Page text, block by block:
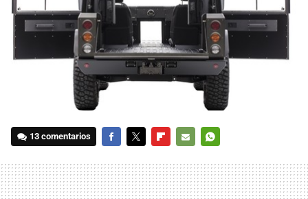
13 comentarios
MAIL